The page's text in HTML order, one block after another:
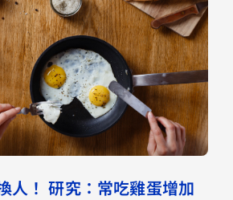
人！ 研究：常吃雞蛋增加